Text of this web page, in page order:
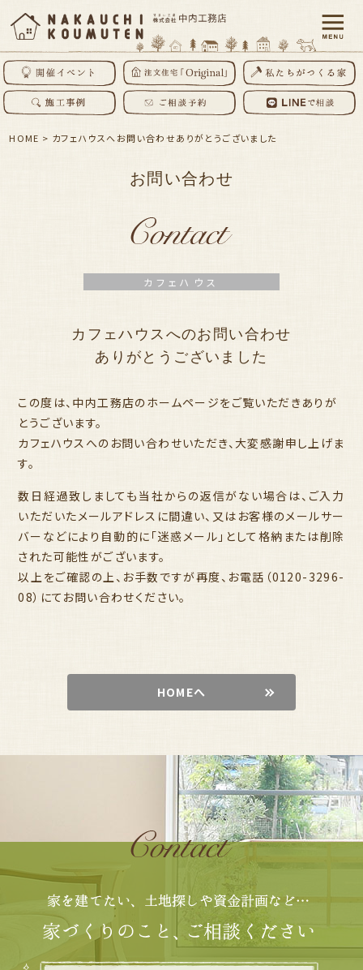
HOME > カフェハウスへお問い合わせありがとうございました
お問い合わせ
カフェハウス
カフェハウスへのお問い合わせ
ありがとうございました
この度は、中内工務店のホームページをご覧いただきありが
とうございます。
カフェハウスへのお問い合わせいただき、大変感謝申し上げま
す。
数日経過致しましても当社からの返信がない場合は、ご入力
いただいたメールアドレスに間違い、又はお客様のメールサー
バーなどにより自動的に「迷惑メール」として格納または削除
された可能性がございます。
以上をご確認の上、お手数ですが再度、お電話（0120-3296-
08）にてお問い合わせください。
HOMEへ